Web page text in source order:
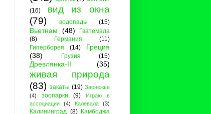
(16)
вид из окна
(79)
водопады (15)
Вьетнам (48)
Гватемала
(8)
Германия
(11)
Гиперборея
(14)
Греция
(38)
Грузия (15)
Древлянка-II (35)
живая природа
(83) закаты (19) Заонежье
(4)
зоопарки (9)
Играю в
ассоциации
(4) Калевала (3)
Калининград (8)
Камбоджа